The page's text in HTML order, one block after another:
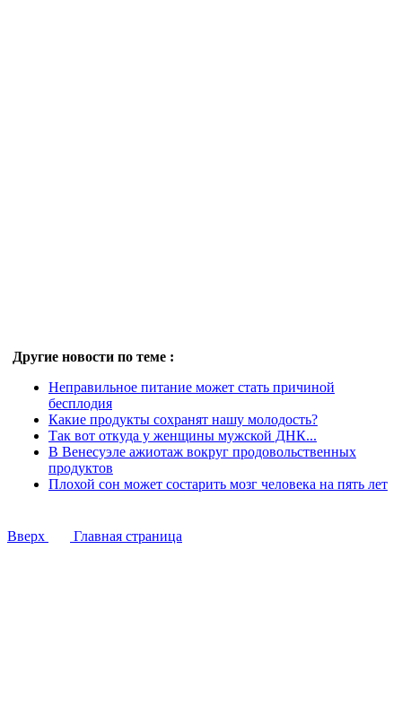
Другие новости по теме :
Неправильное питание может стать причиной
бесплодия
Какие продукты сохранят нашу молодость?
Так вот откуда у женщины мужской ДНК...
В Венесуэле ажиотаж вокруг продовольственных
продуктов
Плохой сон может состарить мозг человека на пять лет
Вверх Главная страница